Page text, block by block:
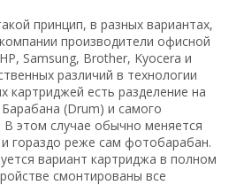
принцип, в разных вариантах,
производители офисной
Samsung, Brother, Kyocera и
различий в технологии
картриджей есть разделение на
(Drum) и самого
этом случае обычно меняется
гораздо реже сам фотобарабан.
вариант картриджа в полном
смонтированы все